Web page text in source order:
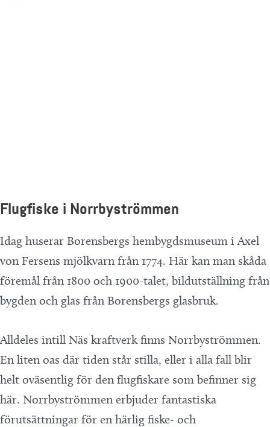
Flugfiske i Norrbyströmmen
Idag huserar Borensbergs hembygdsmuseum i Axel
von Fersens mjölkvarn från 1774. Här kan man skåda
föremål från 1800 och 1900-talet, bildutställning från
bygden och glas från Borensbergs glasbruk.
Alldeles intill Näs kraftverk finns Norrbyströmmen.
En liten oas där tiden står stilla, eller i alla fall blir
helt oväsentlig för den flugfiskare som befinner sig
här. Norrbyströmmen erbjuder fantastiska
förutsättningar för en härlig fiske- och